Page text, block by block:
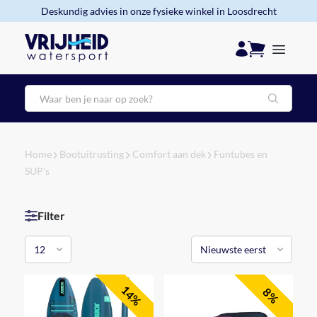
Deskundig advies in onze fysieke winkel in Loosdrecht
Zoeken
Home Bootuitrusting Comfort aan dek
Funtubes en
SUP's
Filter
14% 8%